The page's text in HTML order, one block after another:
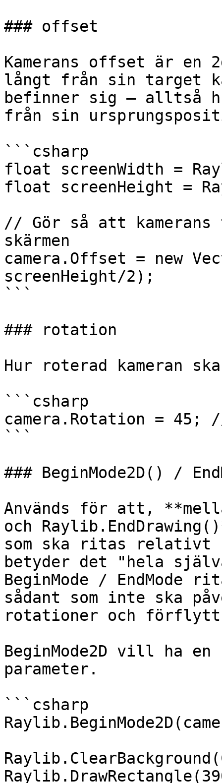
### offset
Kamerans offset är en
långt från sin target
befinner sig – alltså
från sin
```csharp
float screenWidth =
float screenHeight =
// Gör så att
skärmen
camera.Offset = new
screenHeight/2);
```
### rotation
Hur roterad kameran
```csharp
camera.Rotation = 45;
```
### BeginMode2D() /
Används för att,
och
som ska ritas relativt
betyder det "hela
BeginMode / EndMode
sådant som inte ska
rotationer och
BeginMode2D vill ha en
parameter.
```csharp